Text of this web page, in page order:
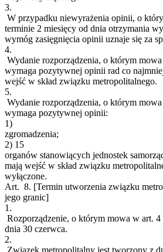
3.
W przypadku niewyrażenia opinii, o
terminie 2 miesięcy od dnia otrzymania
wymóg zasięgnięcia opinii uznaje się za
4.
Wydanie rozporządzenia, o którym
wymaga pozytywnej opinii rad co
wejść w skład związku metropolitalnego.
5.
Wydanie rozporządzenia, o którym
wymaga pozytywnej opinii:
1)
zgromadzenia;
2) 15
organów stanowiących jednostek
mają wejść w skład związku
wyłączone.
Art. 8. [Termin utworzenia związku
jego granic]
1.
Rozporządzenie, o którym mowa w art.
dnia 30 czerwca.
2.